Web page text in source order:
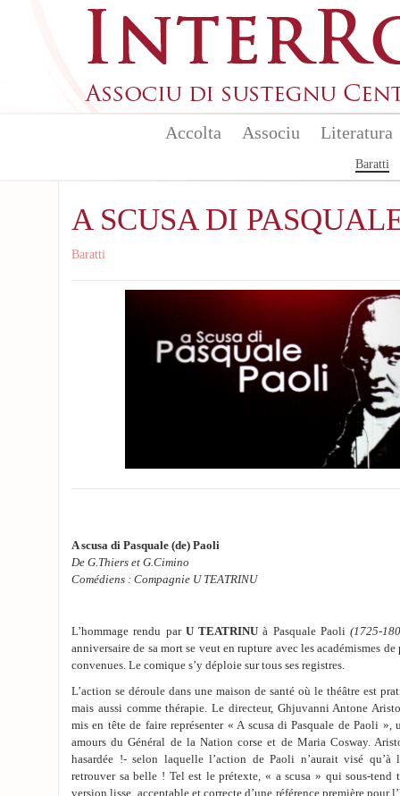
Accolta Associu Literatura
Baratti
A SCUSA DI
Baratti
A scusa di Pasquale (de) Paoli
De G.Thiers et G.Cimino
Comédiens : Compagnie U TEATRINU
L’hommage rendu parU TEATRINU à Pasquale Paoli (1725-
anniversaire de sa mort se veut en rupture avec les académismes de
convenues. Le comique s’y déploie sur tous ses registres.
L’action se déroule dans une maison de santé où le théâtre est
mais aussi comme thérapie. Le directeur, Ghjuvanni Antone
mis en tête de faire représenter « A scusa di Pasquale de Paoli
amours du Général de la Nation corse et de Maria Cosway.
hasardée !- selon laquelle l’action de Paoli n’aurait visé
retrouver sa belle ! Tel est le prétexte, « a scusa » qui sous-tend
version lisse, acceptable et correcte d’une référence première pour